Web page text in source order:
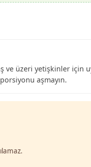
üzeri yetişkinler için
aşmayın.